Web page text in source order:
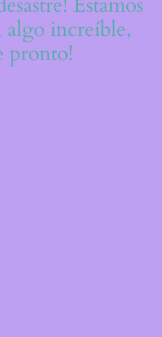
algo increíble,
pronto!